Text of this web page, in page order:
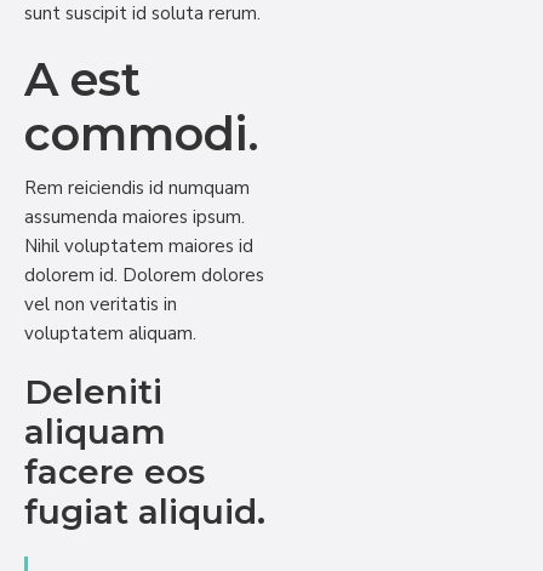
sunt suscipit id soluta rerum.
A est
commodi.
Rem reiciendis id numquam
assumenda maiores ipsum.
Nihil voluptatem maiores id
dolorem id. Dolorem dolores
vel non veritatis in
voluptatem aliquam.
Deleniti
aliquam
facere eos
fugiat aliquid.